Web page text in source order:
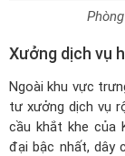
tư xưởng dịch vụ
cầu khắt khe của
đại bậc nhất, dây
quá trình bảo
phụ tùng KIA
sẵn với giá cả
giỏi, được đào